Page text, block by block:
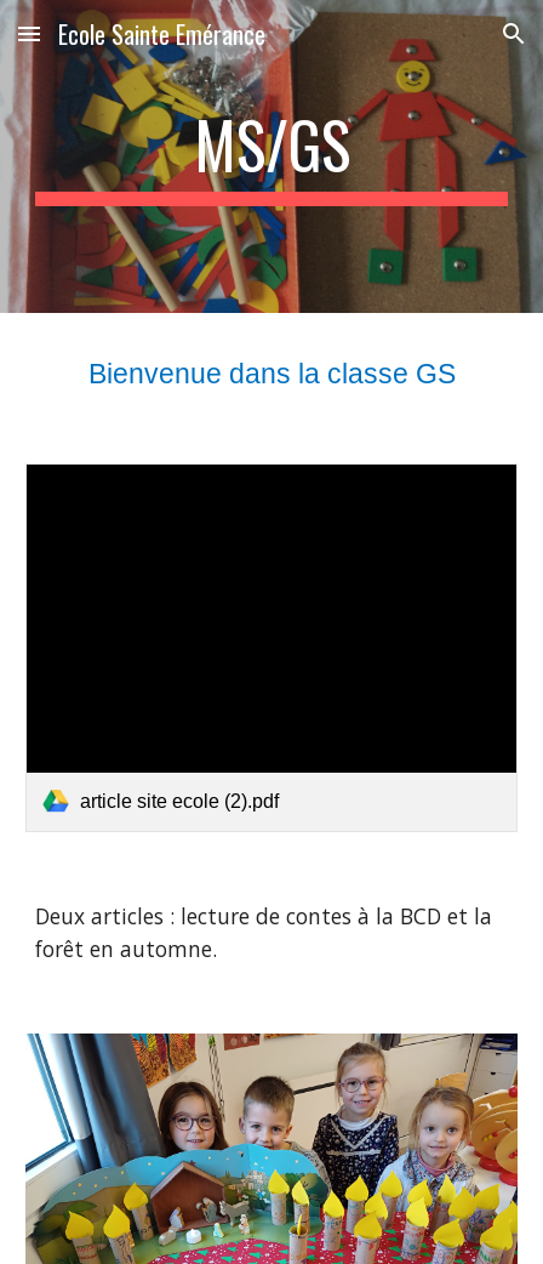
Skip to main content Skip to navigation
Ecole Sainte Emérance
MS/GS
Bienvenue dans la classe GS
article site ecole (2).pdf
Deux articles : lecture de contes à la BCD et la
forêt en automne.